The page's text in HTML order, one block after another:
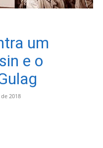
um
e o
2018